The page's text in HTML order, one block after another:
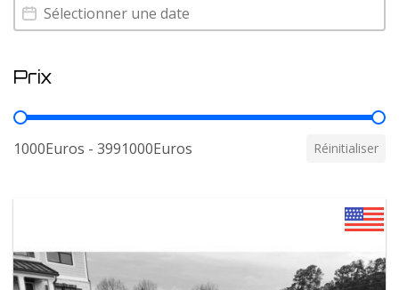
Annee
Annee
Prix
Prix
1000Euros - 3991000Euros Réinitialiser